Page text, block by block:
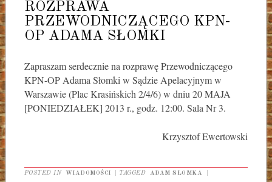
ROZPRAWA
PRZEWODNICZĄCEGO KPN-
OP ADAMA SŁOMKI
Zapraszam serdecznie na rozprawę Przewodniczącego
KPN-OP Adama Słomki w Sądzie Apelacyjnym w
Warszawie (Plac Krasińskich 2/4/6) w dniu 20 MAJA
[PONIEDZIAŁEK] 2013 r., godz. 12:00. Sala Nr 3.
Krzysztof Ewertowski
POSTED IN WIADOMOŚCI TAGGED ADAM SŁOMKA